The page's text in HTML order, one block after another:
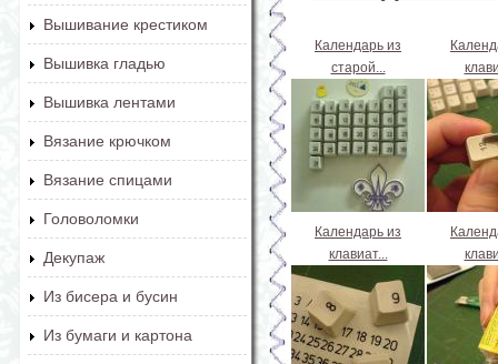
Вышивание крестиком
Вышивка гладью
Вышивка лентами
Вязание крючком
Вязание спицами
Головоломки
Декупаж
Из бисера и бусин
Из бумаги и картона
Календарь из
старой...
Календарь из
клавиат...